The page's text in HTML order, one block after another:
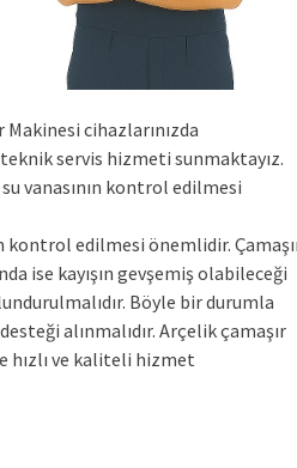
cihazlarınızda
servis hizmeti sunmaktayız.
vanasının kontrol edilmesi
edilmesi önemlidir.
ise kayışın gevşemiş olabileceği
Böyle bir durumla
alınmalıdır. Arçelik çamaşır
hızlı ve kaliteli hizmet